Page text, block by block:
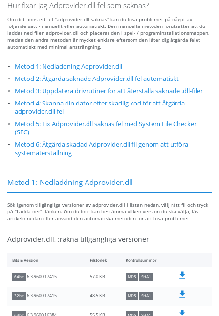
Hur fixar jag Adprovider.dll fel som saknas?
Om det finns ett fel "adprovider.dll saknas" kan du lösa problemet på något av
följande sätt - manuellt eller automatiskt. Den manuella metoden förutsätter att du
laddar ned filen adprovider.dll och placerar den i spel- / programinstallationsmappen,
medan den andra metoden är mycket enklare eftersom den låter dig åtgärda felet
automatiskt med minimal ansträngning.
Metod 1: Nedladdning Adprovider.dll
Metod 2: Åtgärda saknade Adprovider.dll fel automatiskt
Metod 3: Uppdatera drivrutiner för att återställa saknade .dll-filer
Metod 4: Skanna din dator efter skadlig kod för att åtgärda
adprovider.dll fel
Metod 5: Fix Adprovider.dll saknas fel med System File Checker
(SFC)
Metod 6: Åtgärda skadad Adprovider.dll fil genom att utföra
systemåterställning
Metod 1: Nedladdning Adprovider.dll
Sök igenom tillgängliga versioner av adprovider.dll i listan nedan, välj rätt fil och tryck
på "Ladda ner" -länken. Om du inte kan bestämma vilken version du ska välja, läs
artikeln nedan eller använd den automatiska metoden för att lösa problemet
Adprovider.dll, :räkna tillgängliga versioner
Bits & Version Filstorlek Kontrollsummor
64bit 6.3.9600.17415 57.0 KB MD5 SHA1
32bit 6.3.9600.17415 48.5 KB MD5 SHA1